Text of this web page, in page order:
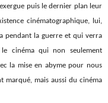
puis le dernier plan leur
cinématographique, lui,
pendant la guerre et qui verra
cinéma qui non seulement
la mise en abyme pour nous
marqué, mais aussi du cinéma